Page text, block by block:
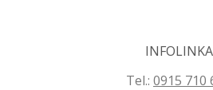
INFOLINKA
Tel.: 0915 710